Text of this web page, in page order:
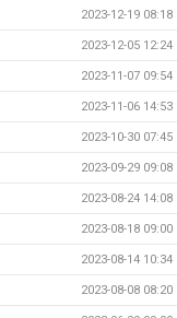
2023-12-19 08:18
2023-12-05 12:24
2023-11-07 09:54
2023-11-06 14:53
2023-10-30 07:45
2023-09-29 09:08
2023-08-24 14:08
2023-08-18 09:00
2023-08-14 10:34
2023-08-08 08:20